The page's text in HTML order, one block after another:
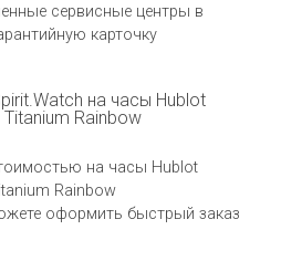
сервисные центры в
карточку
на часы Hublot
Rainbow
на часы Hublot
Rainbow
оформить быстрый заказ